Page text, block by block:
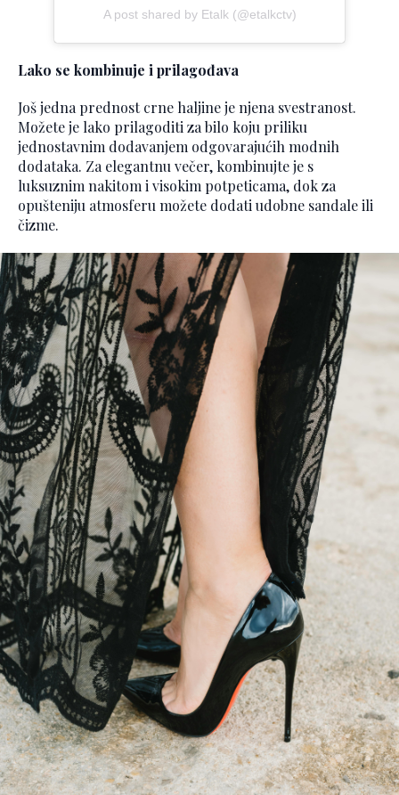
A post shared by Etalk (@etalkctv)
Lako se kombinuje i prilagođava
Još jedna prednost crne haljine je njena svestranost.
Možete je lako prilagoditi za bilo koju priliku
jednostavnim dodavanjem odgovarajućih modnih
dodataka. Za elegantnu večer, kombinujte je s
luksuznim nakitom i visokim potpeticama, dok za
opušteniju atmosferu možete dodati udobne sandale ili
čizme.